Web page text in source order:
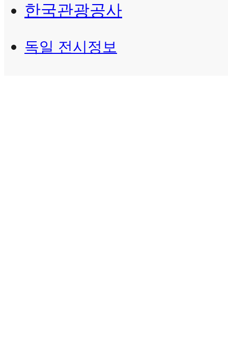
한국관광공사
독일 전시정보